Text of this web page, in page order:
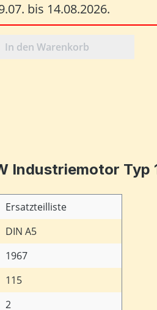
bis 14.08.2026.
den gewünschten
In den Warenkorb
Industriemotor Typ
Ersatzteilliste
DIN A5
1967
115
2